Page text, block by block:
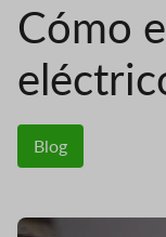
Cómo
Blog